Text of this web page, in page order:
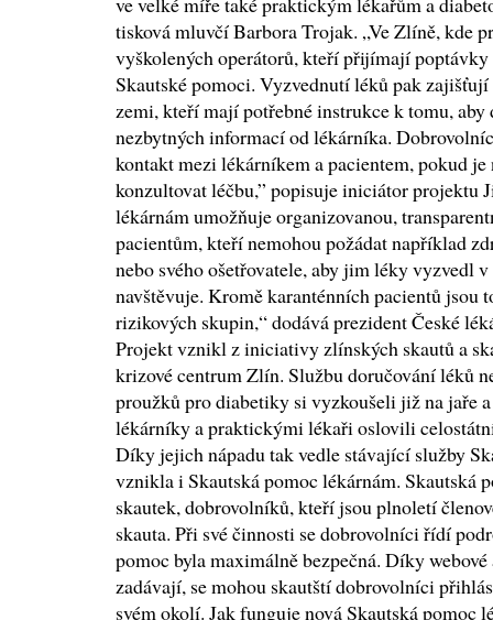
tisková mluvčí Barbora Trojak. „Ve Zlíně, kde
vyškolených operátorů, kteří přijímají poptávky
Skautské pomoci. Vyzvednutí léků pak
zemi, kteří mají potřebné instrukce k tomu,
nezbytných informací od lékárníka.
kontakt mezi lékárníkem a pacientem, pokud
konzultovat léčbu,” popisuje iniciátor projektu
lékárnám umožňuje organizovanou,
pacientům, kteří nemohou požádat například
nebo svého ošetřovatele, aby jim léky vyzvedl
navštěvuje. Kromě karanténních pacientů jsou
rizikových skupin,“ dodává prezident České
Projekt vznikl z iniciativy zlínských skautů a
krizové centrum Zlín. Službu doručování léků
proužků pro diabetiky si vyzkoušeli již na jaře
lékárníky a praktickými lékaři oslovili
Díky jejich nápadu tak vedle stávající služby
vznikla i Skautská pomoc lékárnám. Skautská
skautek, dobrovolníků, kteří jsou plnoletí
skauta. Při své činnosti se dobrovolníci řídí
pomoc byla maximálně bezpečná. Díky
zadávají, se mohou skautští dobrovolníci
svém okolí. Jak funguje nová Skautská pomoc